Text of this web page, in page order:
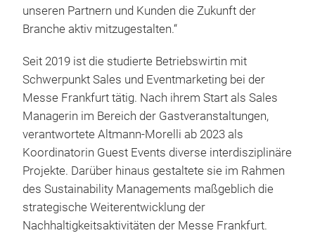
unseren Partnern und Kunden die Zukunft der
Branche aktiv mitzugestalten.“
Seit 2019 ist die studierte Betriebswirtin mit
Schwerpunkt Sales und Eventmarketing bei der
Messe Frankfurt tätig. Nach ihrem Start als Sales
Managerin im Bereich der Gastveranstaltungen,
verantwortete Altmann-Morelli ab 2023 als
Koordinatorin Guest Events diverse interdisziplinäre
Projekte. Darüber hinaus gestaltete sie im Rahmen
des Sustainability Managements maßgeblich die
strategische Weiterentwicklung der
Nachhaltigkeitsaktivitäten der Messe Frankfurt.